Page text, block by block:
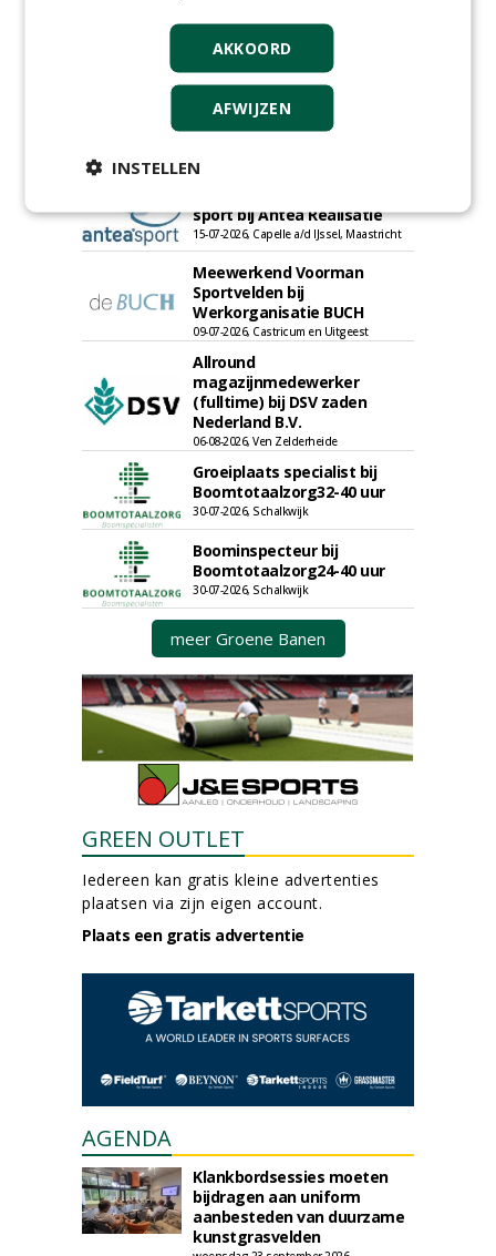
Kasmedewerker (fulltime) bij
DSV zaden Nederland B.V.
06-08-2026, Ven-Zelderheide
Projectleider Sport bij Antea
Realisatie
Oosterhout
sport bij Antea Realisatie
15-07-2026, Capelle a/d IJssel, Maastricht
Meewerkend Voorman
Sportvelden bij
Werkorganisatie BUCH
09-07-2026, Castricum en Uitgeest
Allround
magazijnmedewerker
(fulltime) bij DSV zaden
Nederland B.V.
06-08-2026, Ven Zelderheide
Groeiplaats specialist bij
Boomtotaalzorg32-40 uur
30-07-2026, Schalkwijk
Boominspecteur bij
Boomtotaalzorg24-40 uur
30-07-2026, Schalkwijk
meer Groene Banen
GREEN OUTLET
Iedereen kan gratis kleine advertenties
plaatsen via zijn eigen account.
Plaats een gratis advertentie
AGENDA
Klankbordsessies moeten
bijdragen aan uniform
aanbesteden van duurzame
kunstgrasvelden
AKKOORD
AFWIJZEN
INSTELLEN